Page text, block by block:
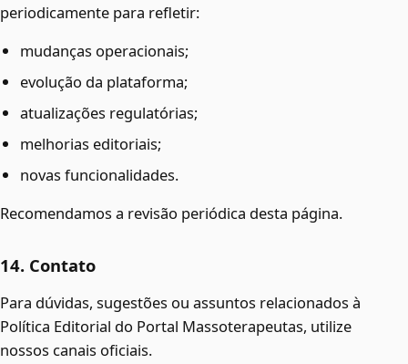
periodicamente para refletir:
mudanças operacionais;
evolução da plataforma;
atualizações regulatórias;
melhorias editoriais;
novas funcionalidades.
Recomendamos a revisão periódica desta página.
14. Contato
Para dúvidas, sugestões ou assuntos relacionados à
Política Editorial do Portal Massoterapeutas, utilize
nossos canais oficiais.